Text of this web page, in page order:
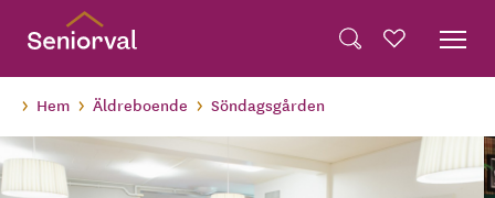
Hem Äldreboende Söndagsgården
Translate